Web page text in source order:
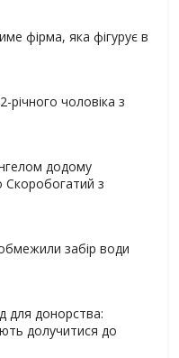
фірма, яка фігурує в
чоловіка з
додому
Скоробогатий з
забір води
для донорства:
долучитися до